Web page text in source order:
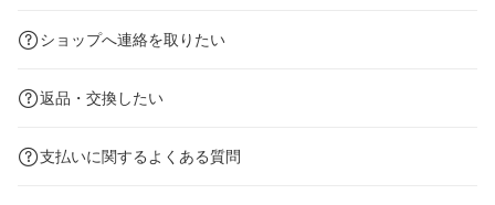
ショップへ連絡を取りたい
返品・交換したい
支払いに関するよくある質問